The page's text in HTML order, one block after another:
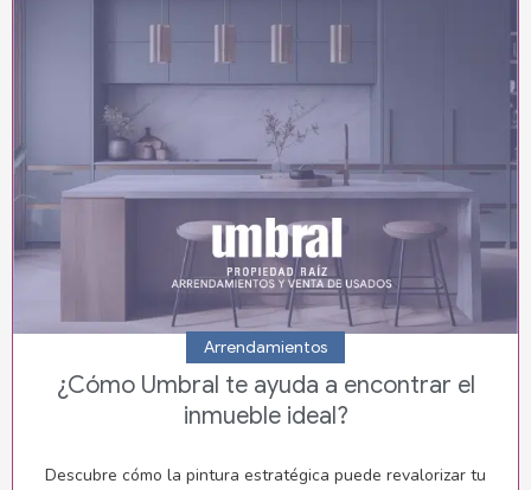
Arrendamientos
¿Cómo Umbral te ayuda a encontrar el
inmueble ideal?
Descubre cómo la pintura estratégica puede revalorizar tu